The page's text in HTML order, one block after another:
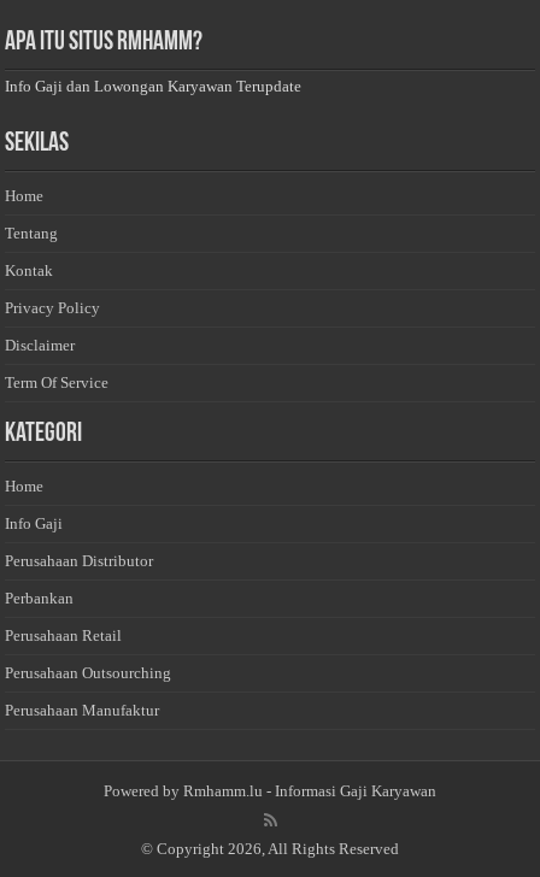
Apa Itu Situs Rmhamm?
Info Gaji dan Lowongan Karyawan Terupdate
Sekilas
Home
Tentang
Kontak
Privacy Policy
Disclaimer
Term Of Service
Kategori
Home
Info Gaji
Perusahaan Distributor
Perbankan
Perusahaan Retail
Perusahaan Outsourching
Perusahaan Manufaktur
Powered by Rmhamm.lu - Informasi Gaji Karyawan
© Copyright 2026, All Rights Reserved